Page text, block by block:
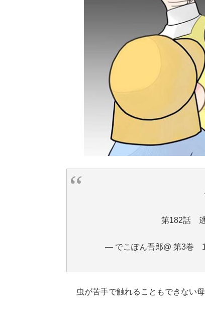
第182話
— でこぽん吾郎@ 第3巻
虫が苦手で触れることもできない母